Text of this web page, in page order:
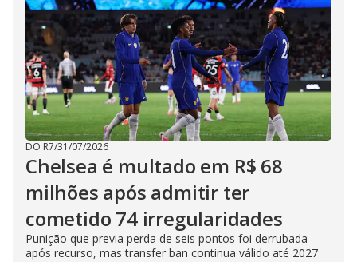
DO R7/31/07/2026
Chelsea é multado em R$ 68
milhões após admitir ter
cometido 74 irregularidades
Punição que previa perda de seis pontos foi derrubada
após recurso, mas transfer ban continua válido até 2027